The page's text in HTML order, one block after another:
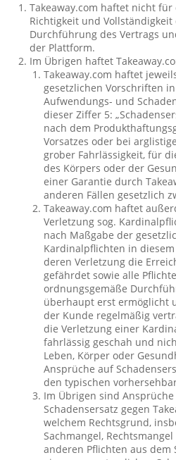
Takeaway.com haftet nicht für
Richtigkeit und Vollständigkeit
Durchführung des Vertrags
der Plattform.
Im Übrigen haftet
Takeaway.com haftet
gesetzlichen Vorschriften
Aufwendungs- und
dieser Ziffer 5:
nach dem
Vorsatzes oder bei
grober Fahrlässigkeit, für
des Körpers oder der
einer Garantie durch
anderen Fällen gesetzlich
Takeaway.com haftet
Verletzung sog.
nach Maßgabe der
Kardinalpflichten in
deren Verletzung die
gefährdet sowie alle
ordnungsgemäße
überhaupt erst ermöglicht
der Kunde regelmäßig
die Verletzung einer
fahrlässig geschah und
Leben, Körper oder
Ansprüche auf
den typischen
Im Übrigen sind
Schadensersatz gegen
welchem Rechtsgrund,
Sachmangel,
anderen Pflichten aus